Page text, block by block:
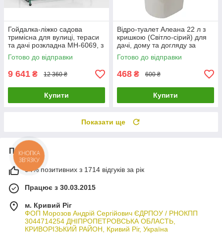
Гойдалка-ліжко садова
тримісна для вулиці, тераси
та дачі розкладна MH-6069, з
підсклянниками 190×120×165
см
Готово до відправки
9 641 ₴ 12 360 ₴
Купити
Відро-туалет Алеана 22 л з
кришкою (Світло-сірий) для
дачі, дому та догляду за
хворими/Біотуалет
Готово до відправки
468 ₴ 600 ₴
Купити
Показати ще
Про нас
94% позитивних з 1714 відгуків за рік
Працює з 30.03.2015
м. Кривий Ріг
ФОП Морозов Андрій Сергійович ЄДРПОУ / РНОКПП
3044714254 ДНІПРОПЕТРОВСЬКА ОБЛАСТЬ,
КРИВОРІЗЬКИЙ РАЙОН, Кривий Ріг, Україна